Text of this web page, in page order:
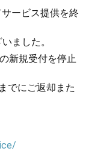
ービス提供を終
ました。
新規受付を停止
でにご返却また